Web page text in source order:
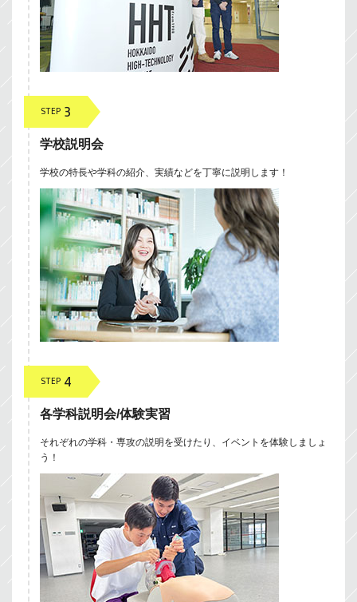
STEP 3
学校説明会
学校の特長や学科の紹介、実績などを丁寧に説明します！
STEP 4
各学科説明会/体験実習
それぞれの学科・専攻の説明を受けたり、イベントを体験しましょ
う！